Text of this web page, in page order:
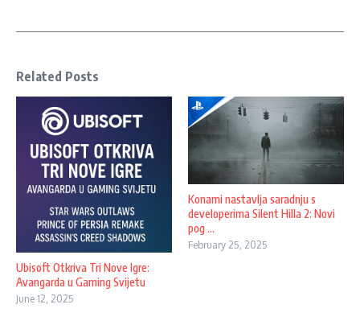
Related Posts
Ubisoft Otkriva Tri Nove Igre:
Avangarda u Gaming Svijetu
June 12, 2025
Konami nastavlja saradnju s
developerima Silent Hilla 2: Novi
pog ...
February 25, 2025